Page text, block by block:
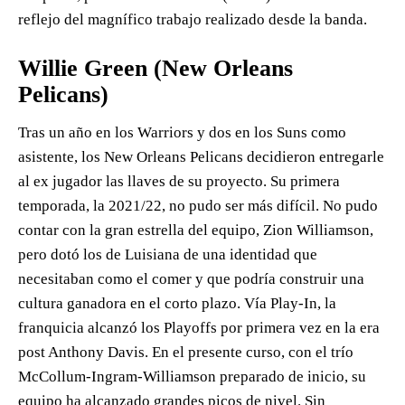
reflejo del magnífico trabajo realizado desde la banda.
Willie Green (New Orleans
Pelicans)
Tras un año en los Warriors y dos en los Suns como
asistente, los New Orleans Pelicans decidieron entregarle
al ex jugador las llaves de su proyecto. Su primera
temporada, la 2021/22, no pudo ser más difícil. No pudo
contar con la gran estrella del equipo, Zion Williamson,
pero dotó los de Luisiana de una identidad que
necesitaban como el comer y que podría construir una
cultura ganadora en el corto plazo. Vía Play-In, la
franquicia alcanzó los Playoffs por primera vez en la era
post Anthony Davis. En el presente curso, con el trío
McCollum-Ingram-Williamson preparado de inicio, su
equipo ha alcanzado grandes picos de nivel. Sin